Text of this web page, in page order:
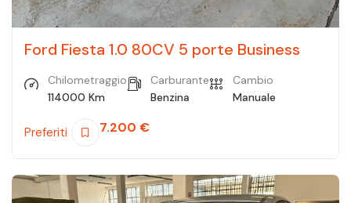
Ford Fiesta 1.0 80CV 5 porte Business
Chilometraggio
114000 Km
Carburante
Benzina
Cambio
Manuale
Preferiti 7.200 €